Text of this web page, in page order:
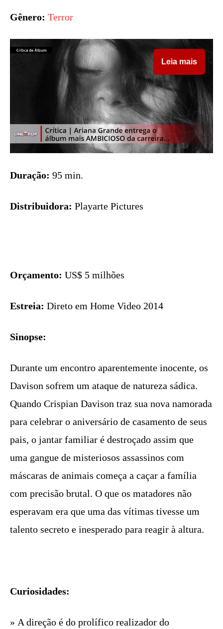
Gênero: Terror
Leia mais
Duração: 95 min.
Distribuidora: Playarte Pictures
Orçamento: US$ 5 milhões
Estreia: Direto em Home Video 2014
Sinopse:
Durante um encontro aparentemente inocente, os
Davison sofrem um ataque de natureza sádica.
Quando Crispian Davison traz sua nova namorada
para celebrar o aniversário de casamento de seus
pais, o jantar familiar é destroçado assim que
uma gangue de misteriosos assassinos com
máscaras de animais começa a caçar a família
com precisão brutal. O que os matadores não
esperavam era que uma das vítimas tivesse um
talento secreto e inesperado para reagir à altura.
Curiosidades:
» A direção é do prolífico realizador do